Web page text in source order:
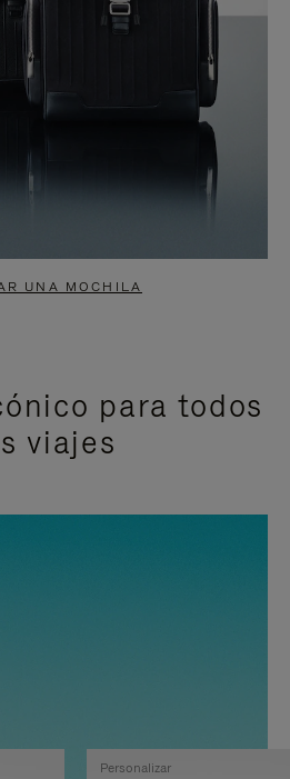
UNA MOCHILA
para todos
viajes
Personalizar